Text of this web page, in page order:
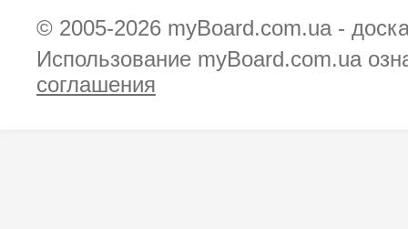
© 2005-2026 myBoard.com.ua -
Использование myBoard.com.ua
соглашения